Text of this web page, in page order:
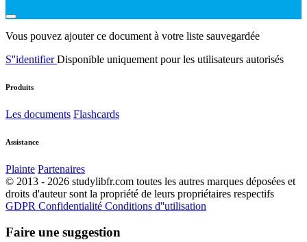
Vous pouvez ajouter ce document à votre liste sauvegardée
S''identifierDisponible uniquement pour les utilisateurs autorisés
Produits
Les documents Flashcards
Assistance
Plainte Partenaires
© 2013 - 2026 studylibfr.com toutes les autres marques déposées et
droits d'auteur sont la propriété de leurs propriétaires respectifs
GDPR Confidentialité Conditions d''utilisation
Faire une suggestion